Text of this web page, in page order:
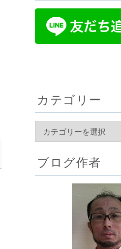
カテゴリー
ブログ作者